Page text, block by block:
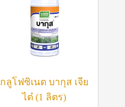
กลูโฟซิเนต บากุส เจีย
ไต๋ (1 ลิตร)